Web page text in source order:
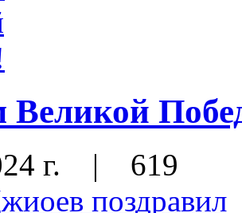
Великой
г. | 619